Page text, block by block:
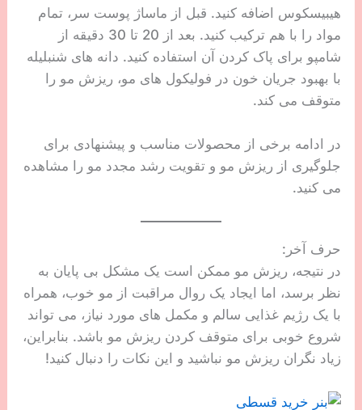
هیبیسکوس اضافه کنید. قبل از ماساژ پوست سر، تمام
مواد را با هم ترکیب کنید. بعد از 20 تا 30 دقیقه از
شامپو برای پاک کردن آن استفاده کنید. دانه های شنبلیله
با بهبود جریان خون در فولیکول های مو، ریزش مو را
متوقف می کند.
در ادامه برخی از محصولات مناسب و پیشنهادی برای
جلوگیری از ریزش مو و تقویت رشد مجدد مو را مشاهده
می کنید.
حرف آخر:
در نتیجه، ریزش مو ممکن است یک مشکل بی پایان به
نظر برسد، اما ایجاد یک روال مراقبت از مو خوب، همراه
با یک رژیم غذایی سالم و مکمل های مورد نیاز، می تواند
شروع خوبی برای متوقف کردن ریزش مو باشد. بنابراین،
زیاد نگران ریزش مو نباشید و این نکات را دنبال کنید!